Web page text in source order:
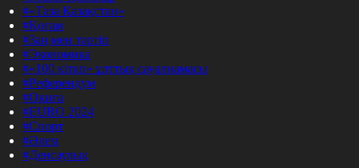
#«Таза Қазақстан»
#Қоғам
#Заң мен тәртіп
#Экономика
#«100 кітап» ұлттық сауалнамасы
#Референдум
#Оқиға
#EURO 2024
#Спорт
#Әлем
#Денсаулық